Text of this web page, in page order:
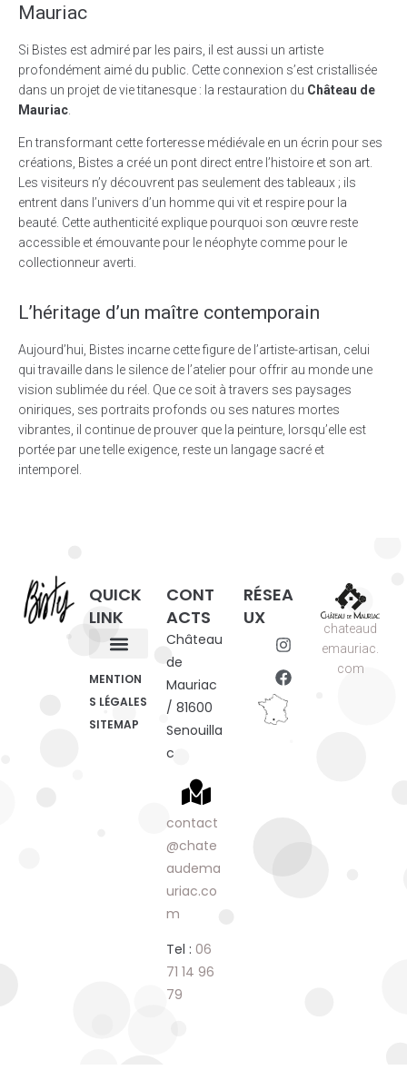
Mauriac
Si Bistes est admiré par les pairs, il est aussi un artiste
profondément aimé du public. Cette connexion s’est cristallisée
dans un projet de vie titanesque : la restauration du Château de
Mauriac.
En transformant cette forteresse médiévale en un écrin pour ses
créations, Bistes a créé un pont direct entre l’histoire et son art.
Les visiteurs n’y découvrent pas seulement des tableaux ; ils
entrent dans l’univers d’un homme qui vit et respire pour la
beauté. Cette authenticité explique pourquoi son œuvre reste
accessible et émouvante pour le néophyte comme pour le
collectionneur averti.
L’héritage d’un maître contemporain
Aujourd’hui, Bistes incarne cette figure de l’artiste-artisan, celui
qui travaille dans le silence de l’atelier pour offrir au monde une
vision sublimée du réel. Que ce soit à travers ses paysages
oniriques, ses portraits profonds ou ses natures mortes
vibrantes, il continue de prouver que la peinture, lorsqu’elle est
portée par une telle exigence, reste un langage sacré et
intemporel.
QUICK
LINK
MENTION
S LÉGALES
SITEMAP
CONT
ACTS
Château
de
Mauriac
/ 81600
Senouilla
c
contact
@chate
audema
uriac.co
m
Tel :06
71 14 96
79
RÉSEA
UX
chateaud
emauriac.
com